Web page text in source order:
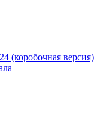
(коробочная версия)